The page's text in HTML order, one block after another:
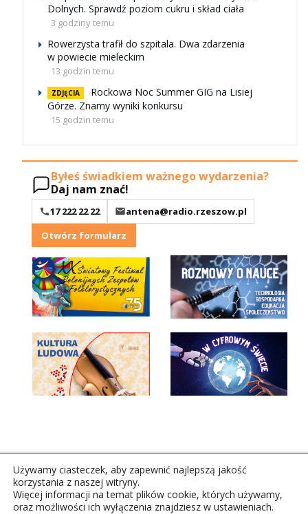
Dolnych. Sprawdź poziom cukru i skład ciała
3 godziny temu
Rowerzysta trafił do szpitala. Dwa zdarzenia
w powiecie mieleckim
13 godzin temu
ZDJĘCIA
Rockowa Noc Summer GIG na Lisiej
Górze. Znamy wyniki konkursu
15 godzin temu
Byłeś świadkiem ważnego wydarzenia?
Daj nam znać!
17 222 22 22
antena@radio.rzeszow.pl
Otwórz formularz
Używamy ciasteczek, aby zapewnić najlepszą jakość
korzystania z naszej witryny.
Więcej informacji na temat plików cookie, których używamy,
oraz możliwości ich wyłączenia znajdziesz w ustawieniach.